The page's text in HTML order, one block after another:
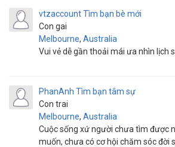
vtzaccount
Con gai
Melbourne, Australia
Tìm bạn bè mới
Vui vẻ dễ gần thoải mái ưa nhìn lịch
PhanAnh
Con trai
Melbourne, Australia
Tìm bạn tâm sự
Cuộc sống xứ người chưa tìm được
muốn, chưa có cơ hội chăm sóc đời